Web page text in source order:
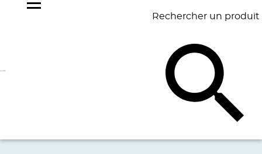
Rechercher un produit
BAGAGERIE BUREAU